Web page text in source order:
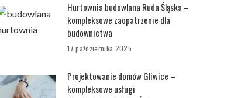
Hurtownia budowlana Ruda Śląska –
kompleksowe zaopatrzenie dla
budownictwa
17 października 2025
Projektowanie domów Gliwice –
kompleksowe usługi